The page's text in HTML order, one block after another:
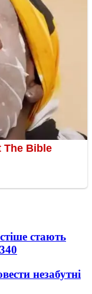
стають
незабутні